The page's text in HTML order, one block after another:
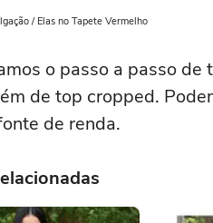
/ Elas no Tapete Vermelho
o passo a passo de
de top cropped.
de renda.